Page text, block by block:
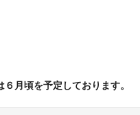
月頃を予定しております。